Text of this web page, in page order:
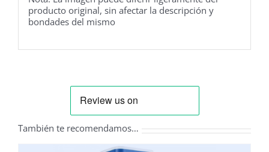
producto original, sin afectar la descripción y
bondades del mismo
También te recomendamos…